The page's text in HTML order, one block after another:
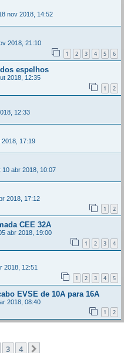
nov 2018, 14:52
2018, 21:10
1 2 3 4 5 6
espelhos
2018, 12:35
1 2
12:33
2018, 17:19
10 abr 2018, 10:07
2018, 17:12
1 2
CEE 32A
abr 2018, 19:00
1 2 3 4
2018, 12:51
1 2 3 4 5
EVSE de 10A para 16A
2018, 08:40
1 2
3 4